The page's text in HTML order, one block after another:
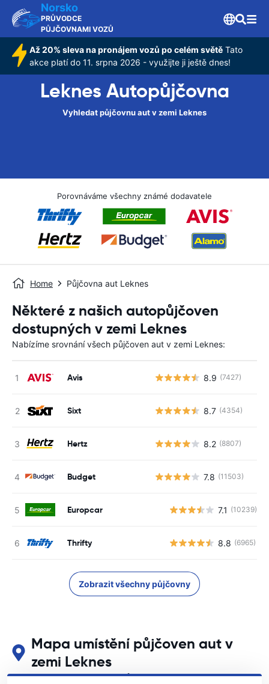
Norsko
PRŮVODCE
PŮJČOVNAMI VOZŮ
Až 20% sleva na pronájem vozů po celém světě Tato
akce platí do 11. srpna 2026 - využijte ji ještě dnes!
Leknes Autopůjčovna
Vyhledat půjčovnu aut v zemi Leknes
Porovnáváme všechny známé dodavatele
Home Půjčovna aut Leknes
Některé z našich autopůjčoven
dostupných v zemi Leknes
Nabízíme srovnání všech půjčoven aut v zemi Leknes:
Avis 8.9 (7427)
Sixt 8.7 (4354)
Hertz 8.2 (8807)
Budget 7.8 (11503)
Europcar 7.1 (10239)
Thrifty 8.8 (6965)
Zobrazit všechny půjčovny
Mapa umístění půjčoven aut v
zemi Leknes
Podívejte se na naše hlavní půjčovny aut v zemi Leknes